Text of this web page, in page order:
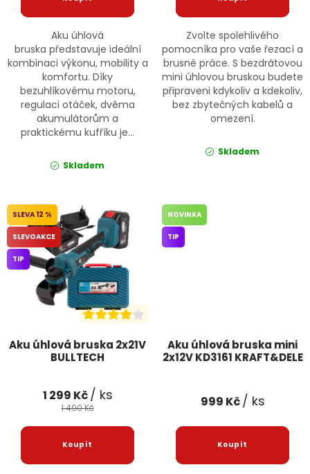
Obchodní podmínky Reklamační řád
Podmínky ochrany osobních údajů
Aku úhlová
bruska představuje ideální
kombinaci výkonu, mobility a
komfortu. Díky
bezuhlíkovému motoru,
regulaci otáček, dvěma
akumulátorům a
praktickému kufříku je...
Skladem
Zvolte spolehlivého
pomocníka pro vaše řezací a
brusné práce. S bezdrátovou
mini úhlovou bruskou budete
připraveni kdykoliv a kdekoliv,
bez zbytečných kabelů a
omezení.
Skladem
Aku úhlová bruska 2x21V
BULLTECH
12 %
SLEVOAKCE
TIP
1 299 Kč/ ks
1 490 Kč
Aku úhlová bruska mini
2x12V KD3161 KRAFT&DELE
NOVINKA
TIP
999 Kč/ ks